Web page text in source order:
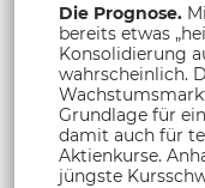
Die Prognose.
bereits etwas
Konsolidierung
wahrscheinlich.
Grundlage für
damit auch für
Aktienkurse.
jüngste